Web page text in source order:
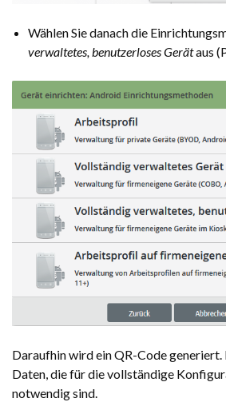
Wählen Sie danach die
verwaltetes, benutzerloses Gerätaus
Daraufhin wird ein QR-Code
Daten, die für die vollständige
notwendig sind.